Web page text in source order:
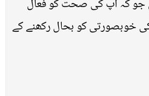
جو کہ آپ کی صحت کو فعال
خوبصورتی کو بحال رکھنے کے